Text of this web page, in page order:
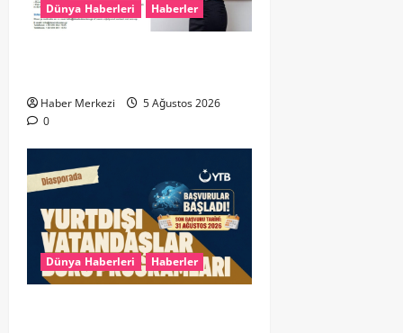
Dünya Haberleri Haberler
Haber Merkezi
5 Ağustos 2026
0
Dünya Haberleri Haberler